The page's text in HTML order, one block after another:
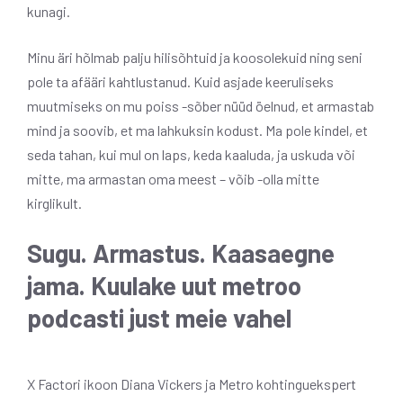
kunagi.
Minu äri hõlmab palju hilisõhtuid ja koosolekuid ning seni
pole ta afääri kahtlustanud. Kuid asjade keeruliseks
muutmiseks on mu poiss -sõber nüüd öelnud, et armastab
mind ja soovib, et ma lahkuksin kodust. Ma pole kindel, et
seda tahan, kui mul on laps, keda kaaluda, ja uskuda või
mitte, ma armastan oma meest – võib -olla mitte
kirglikult.
Sugu. Armastus. Kaasaegne
jama. Kuulake uut metroo
podcasti just meie vahel
X Factori ikoon Diana Vickers ja Metro kohtinguekspert